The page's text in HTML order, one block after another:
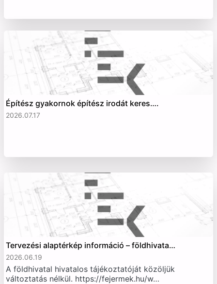
Építész gyakornok építész irodát keres….
2026.07.17
Tervezési alaptérkép információ – földhivata…
2026.06.19
A földhivatal hivatalos tájékoztatóját közöljük
változtatás nélkül. https://fejermek.hu/w…